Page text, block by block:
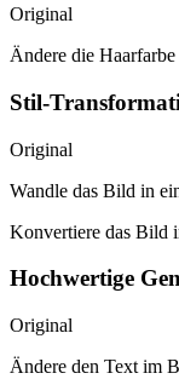
Original
Ändere die
Stil-
Original
Wandle das Bild in
Konvertiere das Bild
Hochwertige
Original
Ändere den Text im